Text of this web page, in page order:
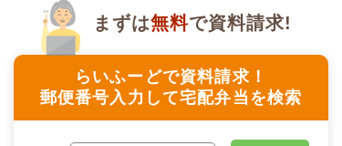
らいふーどで資料請求！
郵便番号入力して宅配弁当を検索
まずは無料で資料請求!